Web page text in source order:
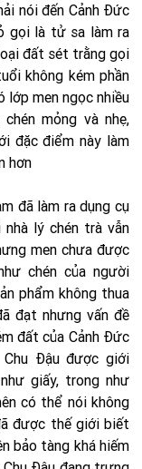
nói đến Cảnh Đức
gọi là tử sa làm ra
đất sét trằng gọi
không kém phần
lớp men ngọc nhiều
mỏng và nhẹ,
đặc điểm này làm
hơn
đã làm ra dụng cụ
lý chén trà vẫn
men chưa được
chén của người
phẩm không thua
đạt nhưng vấn đề
đất của Cảnh Đức
Đậu được giới
giấy, trong như
có thể nói không
được thế giới biết
bảo tàng khá hiếm